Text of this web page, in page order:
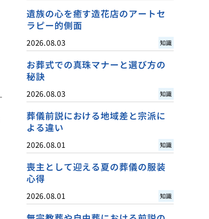
遺族の心を癒す造花店のアートセ
ラピー的側面
2026.08.03 知識
お葬式での真珠マナーと選び方の
秘訣
2026.08.03 知識
葬儀前説における地域差と宗派に
よる違い
2026.08.01 知識
喪主として迎える夏の葬儀の服装
心得
2026.08.01 知識